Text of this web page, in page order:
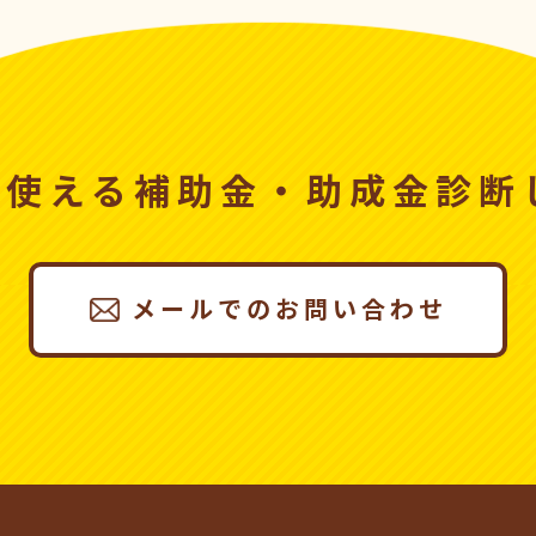
える 補助金・助成金診断
メールでのお問い合わせ